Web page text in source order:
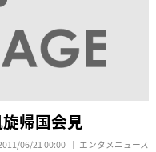
帰国会見
06/21 00:00 エンタメニュース